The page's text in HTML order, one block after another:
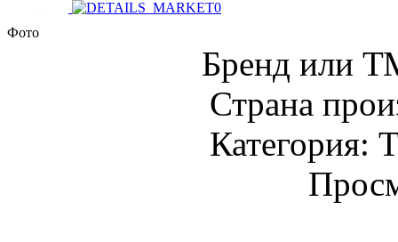
Фото
Бренд или
Страна
Категория: